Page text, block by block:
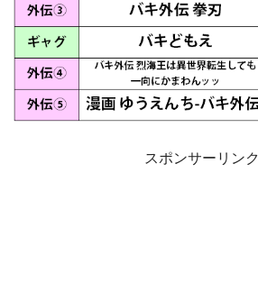
スポンサーリンク